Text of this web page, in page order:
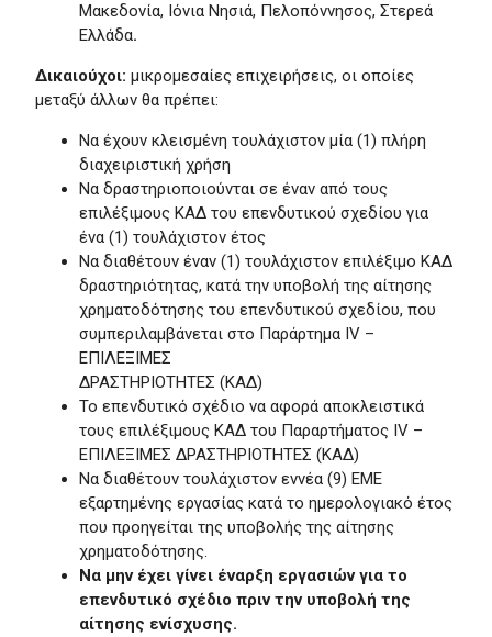
Μακεδονία, Ιόνια Νησιά, Πελοπόννησος, Στερεά
Ελλάδα.
Δικαιούχοι: μικρομεσαίες επιχειρήσεις, οι οποίες
μεταξύ άλλων θα πρέπει:
Να έχουν κλεισμένη τουλάχιστον μία (1) πλήρη
διαχειριστική χρήση
Να δραστηριοποιούνται σε έναν από τους
επιλέξιμους ΚΑΔ του επενδυτικού σχεδίου για
ένα (1) τουλάχιστον έτος
Να διαθέτουν έναν (1) τουλάχιστον επιλέξιμο ΚΑΔ
δραστηριότητας, κατά την υποβολή της αίτησης
χρηματοδότησης του επενδυτικού σχεδίου, που
συμπεριλαμβάνεται στο Παράρτημα IV –
EΠΙΛΕΞΙΜΕΣ
ΔΡΑΣΤΗΡΙΟΤΗΤΕΣ (ΚΑΔ)
Το επενδυτικό σχέδιο να αφορά αποκλειστικά
τους επιλέξιμους ΚΑΔ του Παραρτήματος IV –
EΠΙΛΕΞΙΜΕΣ ΔΡΑΣΤΗΡΙΟΤΗΤΕΣ (ΚΑΔ)
Να διαθέτουν τουλάχιστον εννέα (9) ΕΜΕ
εξαρτημένης εργασίας κατά το ημερολογιακό έτος
που προηγείται της υποβολής της αίτησης
χρηματοδότησης.
Να μην έχει γίνει έναρξη εργασιών για το
επενδυτικό σχέδιο πριν την υποβολή της
αίτησης ενίσχυσης.